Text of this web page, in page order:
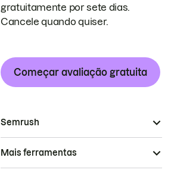
gratuitamente por sete dias.
Cancele quando quiser.
Começar avaliação gratuita
Semrush
Mais ferramentas